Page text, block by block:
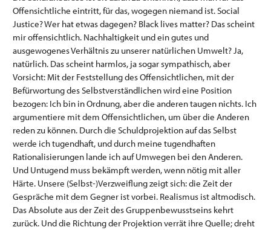
Offensichtliche eintritt, für das, wogegen niemand ist. Social
Justice? Wer hat etwas dagegen? Black lives matter? Das scheint
mir offensichtlich. Nachhaltigkeit und ein gutes und
ausgewogenes Verhältnis zu unserer natürlichen Umwelt? Ja,
natürlich. Das scheint harmlos, ja sogar sympathisch, aber
Vorsicht: Mit der Feststellung des Offensichtlichen, mit der
Befürwortung des Selbstverständlichen wird eine Position
bezogen: Ich bin in Ordnung, aber die anderen taugen nichts. Ich
argumentiere mit dem Offensichtlichen, um über die Anderen
reden zu können. Durch die Schuldprojektion auf das Selbst
werde ich tugendhaft, und durch meine tugendhaften
Rationalisierungen lande ich auf Umwegen bei den Anderen.
Und Untugend muss bekämpft werden, wenn nötig mit aller
Härte. Unsere (Selbst-)Verzweiflung zeigt sich: die Zeit der
Gespräche mit dem Gegner ist vorbei. Realismus ist altmodisch.
Das Absolute aus der Zeit des Gruppenbewusstseins kehrt
zurück. Und die Richtung der Projektion verrät ihre Quelle; dreht